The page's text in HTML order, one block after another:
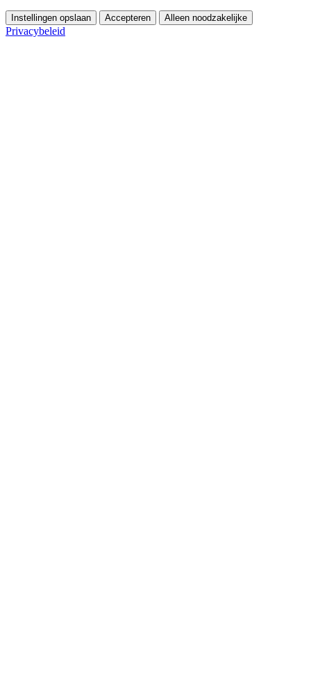
Instellingen opslaan Accepteren Alleen noodzakelijke
Privacybeleid